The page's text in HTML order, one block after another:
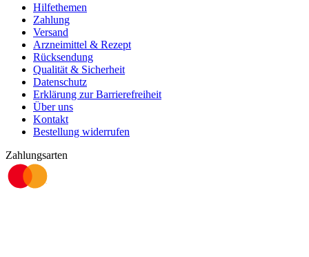
Hilfethemen
Zahlung
Versand
Arzneimittel & Rezept
Rücksendung
Qualität & Sicherheit
Datenschutz
Erklärung zur Barrierefreiheit
Über uns
Kontakt
Bestellung widerrufen
Zahlungsarten